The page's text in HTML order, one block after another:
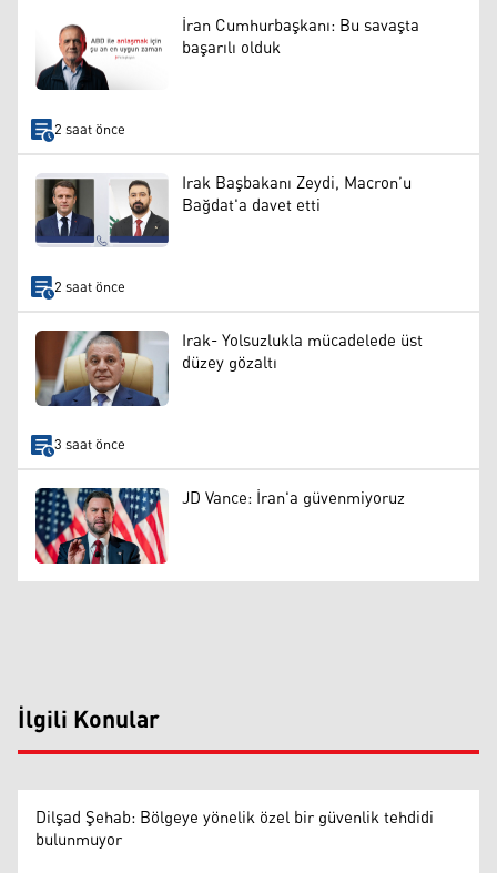
İran Cumhurbaşkanı: Bu savaşta
başarılı olduk
2 saat önce
Irak Başbakanı Zeydi, Macron’u
Bağdat'a davet etti
2 saat önce
Irak- Yolsuzlukla mücadelede üst
düzey gözaltı
3 saat önce
JD Vance: İran'a güvenmiyoruz
İlgili Konular
Dilşad Şehab: Bölgeye yönelik özel bir güvenlik tehdidi
bulunmuyor